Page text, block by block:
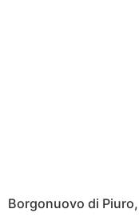
Borgonuovo di